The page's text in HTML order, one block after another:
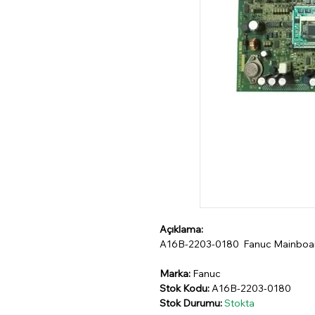
Açıklama:
A16B-2203-0180 Fanuc
Marka: Fanuc
Stok Kodu:A16B-2203-0180
Stok Durumu:Stokta